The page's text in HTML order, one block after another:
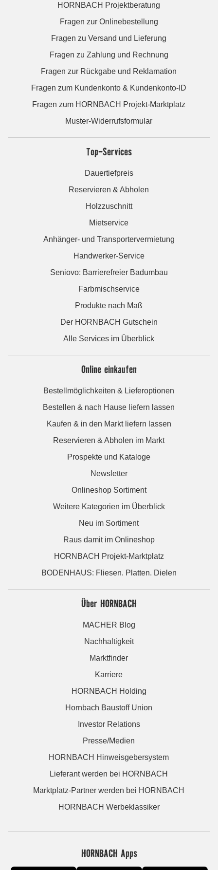
HORNBACH Projektberatung
Fragen zur Onlinebestellung
Fragen zu Versand und Lieferung
Fragen zu Zahlung und Rechnung
Fragen zur Rückgabe und Reklamation
Fragen zum Kundenkonto & Kundenkonto-ID
Fragen zum HORNBACH Projekt-Marktplatz
Muster-Widerrufsformular
Top-Services
Dauertiefpreis
Reservieren & Abholen
Holzzuschnitt
Mietservice
Anhänger- und Transportervermietung
Handwerker-Service
Seniovo: Barrierefreier Badumbau
Farbmischservice
Produkte nach Maß
Der HORNBACH Gutschein
Alle Services im Überblick
Online einkaufen
Bestellmöglichkeiten & Lieferoptionen
Bestellen & nach Hause liefern lassen
Kaufen & in den Markt liefern lassen
Reservieren & Abholen im Markt
Prospekte und Kataloge
Newsletter
Onlineshop Sortiment
Weitere Kategorien im Überblick
Neu im Sortiment
Raus damit im Onlineshop
HORNBACH Projekt-Marktplatz
BODENHAUS: Fliesen. Platten. Dielen
Über HORNBACH
MACHER Blog
Nachhaltigkeit
Marktfinder
Karriere
HORNBACH Holding
Hornbach Baustoff Union
Investor Relations
Presse/Medien
HORNBACH Hinweisgebersystem
Lieferant werden bei HORNBACH
Marktplatz-Partner werden bei HORNBACH
HORNBACH Werbeklassiker
HORNBACH Apps